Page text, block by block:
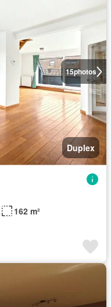
15photos
Duplex
162 m²